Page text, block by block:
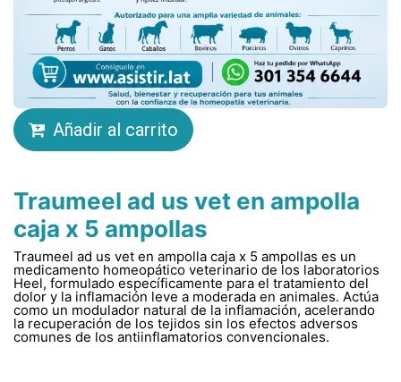
Añadir al carrito
Traumeel ad us vet en ampolla
caja x 5 ampollas
Traumeel ad us vet en ampolla caja x 5 ampollas es un
medicamento homeopático veterinario de los laboratorios
Heel, formulado específicamente para el tratamiento del
dolor y la inflamación leve a moderada en animales. Actúa
como un modulador natural de la inflamación, acelerando
la recuperación de los tejidos sin los efectos adversos
comunes de los antiinflamatorios convencionales.